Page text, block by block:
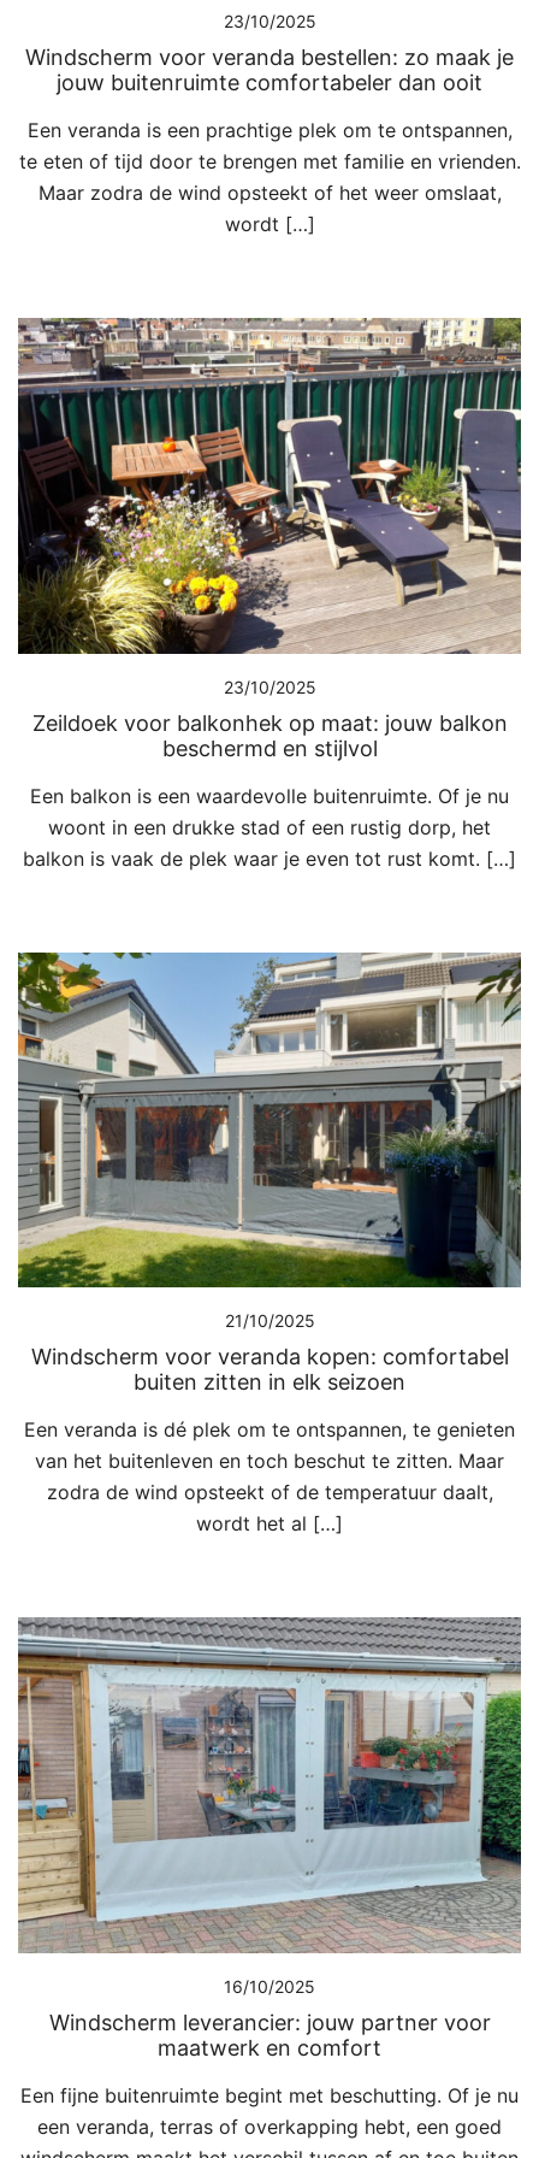
23/10/2025
Windscherm voor veranda bestellen: zo maak je
jouw buitenruimte comfortabeler dan ooit
Een veranda is een prachtige plek om te ontspannen,
te eten of tijd door te brengen met familie en vrienden.
Maar zodra de wind opsteekt of het weer omslaat,
wordt […]
23/10/2025
Zeildoek voor balkonhek op maat: jouw balkon
beschermd en stijlvol
Een balkon is een waardevolle buitenruimte. Of je nu
woont in een drukke stad of een rustig dorp, het
balkon is vaak de plek waar je even tot rust komt. […]
21/10/2025
Windscherm voor veranda kopen: comfortabel
buiten zitten in elk seizoen
Een veranda is dé plek om te ontspannen, te genieten
van het buitenleven en toch beschut te zitten. Maar
zodra de wind opsteekt of de temperatuur daalt,
wordt het al […]
16/10/2025
Windscherm leverancier: jouw partner voor
maatwerk en comfort
Een fijne buitenruimte begint met beschutting. Of je nu
een veranda, terras of overkapping hebt, een goed